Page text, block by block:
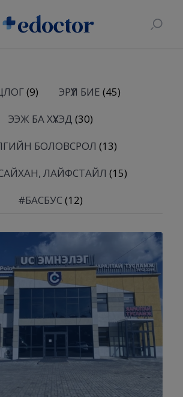
(9) ЭРҮҮЛ БИЕ (45)
ЭЭЖ БА ХҮҮХЭД (30)
БОЛОВСРОЛ (13)
ЛАЙФСТАЙЛ (15)
#БАСБУС(12)